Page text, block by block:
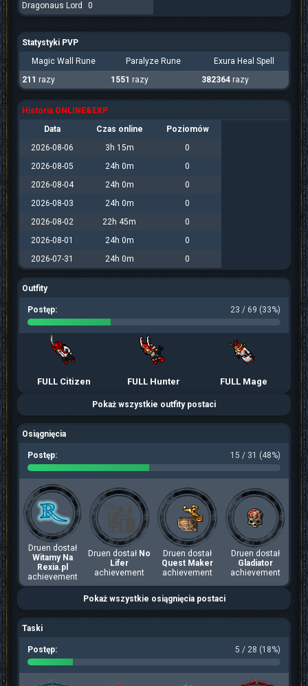
Dragonaus Lord
0
Statystyki PVP
Magic Wall Rune
Paralyze Rune
Exura Heal Spell
211 razy 1551 razy 382364 razy
Historia ONLINE&EXP
Data
Czas online
Poziomów
2026-08-06
3h 15m
0
2026-08-05
24h 0m
0
2026-08-04
24h 0m
0
2026-08-03
24h 0m
0
2026-08-02
22h 45m
0
2026-08-01
24h 0m
0
2026-07-31
24h 0m 0
Outfity
Postęp: 23 / 69 (33%)
FULL Citizen FULL Hunter FULL Mage
Pokaż wszystkie outfity postaci
Osiągnięcia
Postęp: 15 / 31 (48%)
Druen dostał
Witamy Na
Rexia.pl
achievement
Druen dostał No
Lifer
achievement
Druen dostał
Quest Maker
achievement
Druen dostał
Gladiator
achievement
Pokaż wszystkie osiągnięcia postaci
Taski
Postęp: 5 / 28 (18%)